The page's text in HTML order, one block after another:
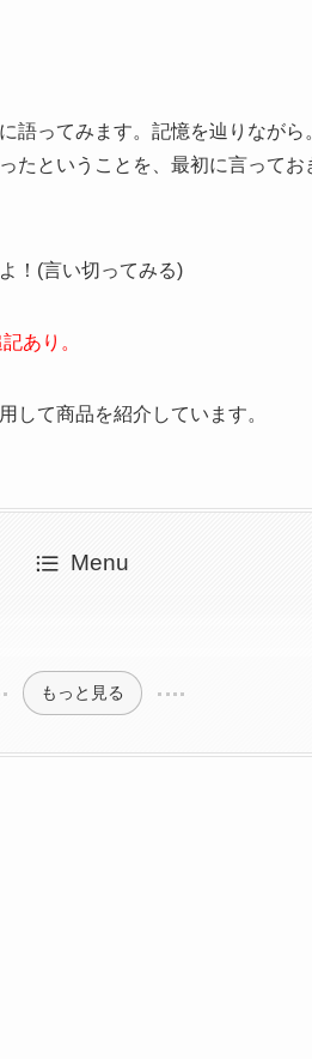
語ってみます。記憶を辿りながら
たということを、最初に言ってお
！(言い切ってみる)
あり。
して商品を紹介しています。
Menu
もっと見る